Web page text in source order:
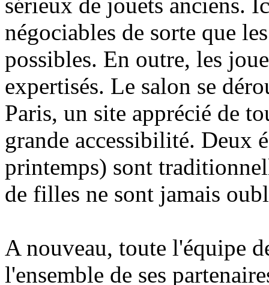
sérieux de jouets anciens.
négociables de sorte que
possibles. En outre, les
expertisés. Le salon se
Paris, un site apprécié de
grande accessibilité. Deux
printemps) sont
de filles ne sont jamais
A nouveau, toute l'équipe
l'ensemble de ses